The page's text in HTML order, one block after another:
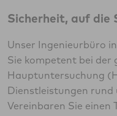
Sicherheit, auf die
Unser Ingenieurbüro
Sie kompetent bei der
Hauptuntersuchung
Dienstleistungen rund
Vereinbaren Sie einen